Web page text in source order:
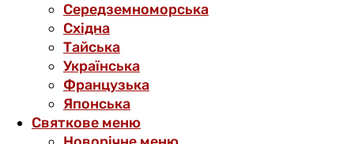
Середземноморська
Східна
Тайська
Українська
Французька
Японська
Святкове меню